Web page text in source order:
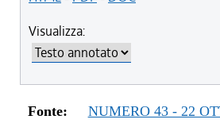
dal 10/08/2017 al 04/01/2018
dal 13/08/2016 al 09/08/2017
dal 13/01/2016 al 12/08/2016
dal 11/08/2015 al 12/01/2016
Visualizza:
Fonte:
NUMERO 43 - 22